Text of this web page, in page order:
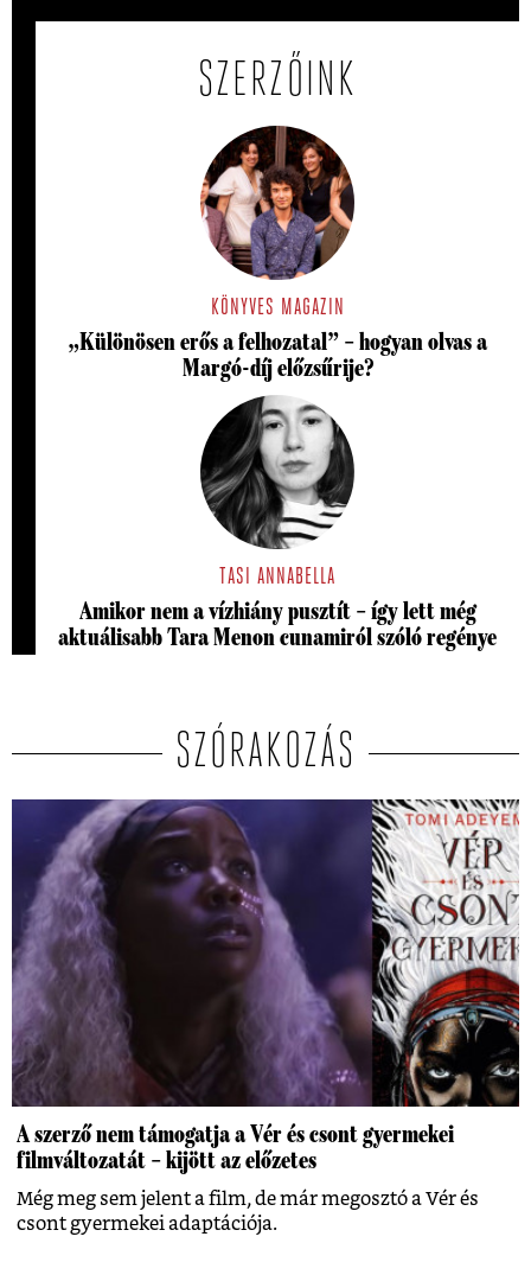
SZERZŐINK
KÖNYVES MAGAZIN
„Különösen erős a felhozatal” – hogyan olvas a
Margó-díj előzsűrije?
TASI ANNABELLA
Amikor nem a vízhiány pusztít – így lett még
aktuálisabb Tara Menon cunamiról szóló regénye
SZÓRAKOZÁS
A szerző nem támogatja a Vér és csont gyermekei
filmváltozatát – kijött az előzetes
Még meg sem jelent a film, de már megosztó a Vér és
csont gyermekei adaptációja.